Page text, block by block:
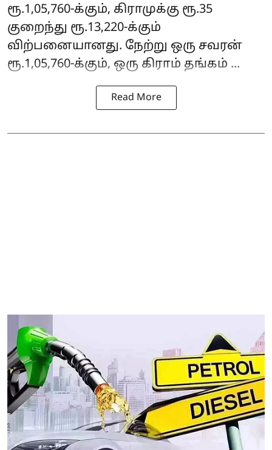
ரூ.1,05,760-க்கும், கிராமுக்கு ரூ.35
குறைந்து ரூ.13,220-க்கும்
விற்பனையானது. நேற்று ஒரு சவரன்
ரூ.1,05,760-க்கும், ஒரு கிராம் தங்கம் ...
Read More